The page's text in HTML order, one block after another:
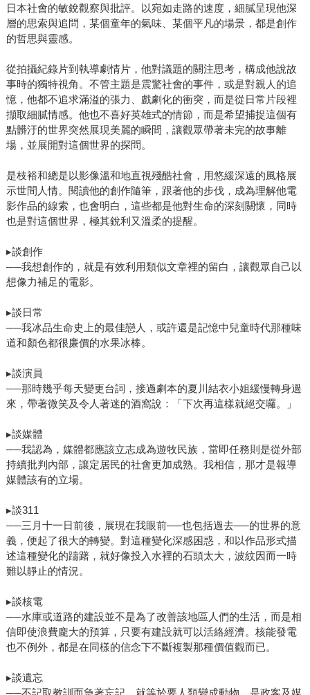
日本社會的敏銳觀察與批評。以宛如走路的速度，細膩呈現他深
層的思索與追問，某個童年的氣味、某個平凡的場景，都是創作
的哲思與靈感。
從拍攝紀錄片到執導劇情片，他對議題的關注思考，構成他說故
事時的獨特視角。不管主題是震驚社會的事件，或是對親人的追
憶，他都不追求滿溢的張力、戲劇化的衝突，而是從日常片段裡
擷取細膩情感。他也不喜好英雄式的情節，而是希望捕捉這個有
點髒汙的世界突然展現美麗的瞬間，讓觀眾帶著未完的故事離
場，並展開對這個世界的探問。
是枝裕和總是以影像溫和地直視殘酷社會，用悠緩深遠的風格展
示世間人情。閱讀他的創作隨筆，跟著他的步伐，成為理解他電
影作品的線索，也會明白，這些都是他對生命的深刻關懷，同時
也是對這個世界，極其銳利又溫柔的提醒。
▸談創作
──我想創作的，就是有效利用類似文章裡的留白，讓觀眾自己以
想像力補足的電影。
▸談日常
──我冰品生命史上的最佳戀人，或許還是記憶中兒童時代那種味
道和顏色都很廉價的水果冰棒。
▸談演員
──那時幾乎每天變更台詞，接過劇本的夏川結衣小姐緩慢轉身過
來，帶著微笑及令人著迷的酒窩說：「下次再這樣就絕交囉。」
▸談媒體
──我認為，媒體都應該立志成為遊牧民族，當即任務則是從外部
持續批判內部，讓定居民的社會更加成熟。我相信，那才是報導
媒體該有的立場。
▸談311
──三月十一日前後，展現在我眼前──也包括過去──的世界的意
義，便起了很大的轉變。對這種變化深感困惑，和以作品形式描
述這種變化的躊躇，就好像投入水裡的石頭太大，波紋因而一時
難以靜止的情況。
▸談核電
──水庫或道路的建設並不是為了改善該地區人們的生活，而是相
信即使浪費龐大的預算，只要有建設就可以活絡經濟。核能發電
也不例外，都是在同樣的信念下不斷複製那種價值觀而已。
▸談遺忘
──不記取教訓而急著忘記，就等於要人類變成動物，是政客及媒